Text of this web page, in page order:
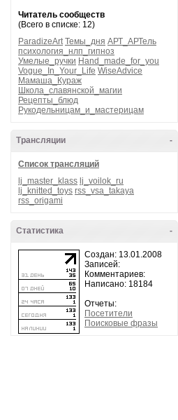
Читатель сообществ
(Всего в списке: 12)
ParadizeArt Темы_дня АРТ_АРТель
психология_нлп_гипноз
Умелые_ручки Hand_made_for_you
Vogue_In_Your_Life WiseAdvice
Мамаша_Кураж
Школа_славянской_магии
Рецепты_блюд
Рукодельницам_и_мастерицам
-
Трансляции
Список трансляций
lj_master_klass lj_voilok_ru
lj_knitted_toys rss_vsa_takaya
rss_origami
-
Статистика
Создан: 13.01.2008
Записей:
Комментариев:
Написано: 18184
Отчеты:
Посетители
Поисковые фразы